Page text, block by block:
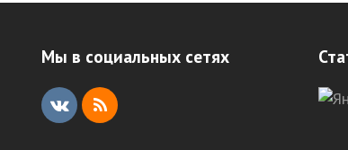
Мы в социальных сетях
V
R